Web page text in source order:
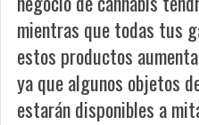
mientras que todas tus
estos productos
ya que algunos objetos
estarán disponibles a